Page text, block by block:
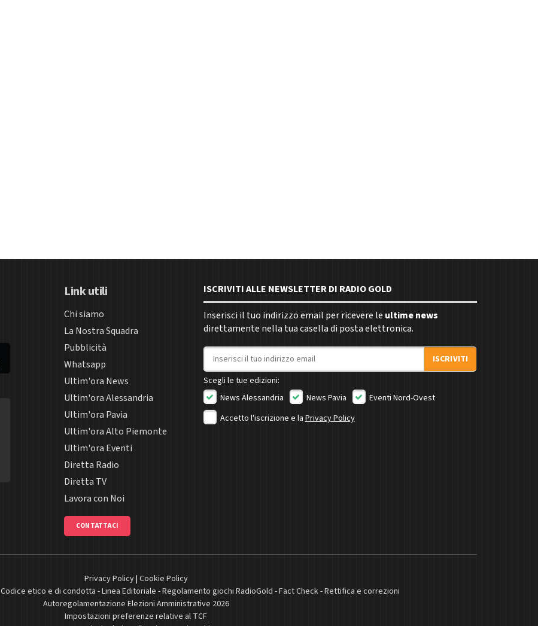
Link utili
Chi siamo
La Nostra Squadra
Pubblicità
Whatsapp
Ultim'ora News
Ultim'ora Alessandria
Ultim'ora Pavia
Ultim'ora Alto Piemonte
Ultim'ora Eventi
Diretta Radio
Diretta TV
Lavora con Noi
CONTATTACI
ISCRIVITI ALLE NEWSLETTER DI RADIO GOLD
Inserisci il tuo indirizzo email per ricevere le ultime news
direttamente nella tua casella di posta elettronica.
Indirizzo email
ISCRIVITI
Scegli le tue edizioni:
News Alessandria
News Pavia
Eventi Nord-Ovest
Accetto l'iscrizione e la Privacy Policy
Privacy Policy| Cookie Policy
Codice etico e di condotta -Linea Editoriale -Regolamento giochi RadioGold -Fact Check-Rettifica e correzioni
Autoregolamentazione Elezioni Amministrative 2026
Impostazioni preferenze relative al TCF